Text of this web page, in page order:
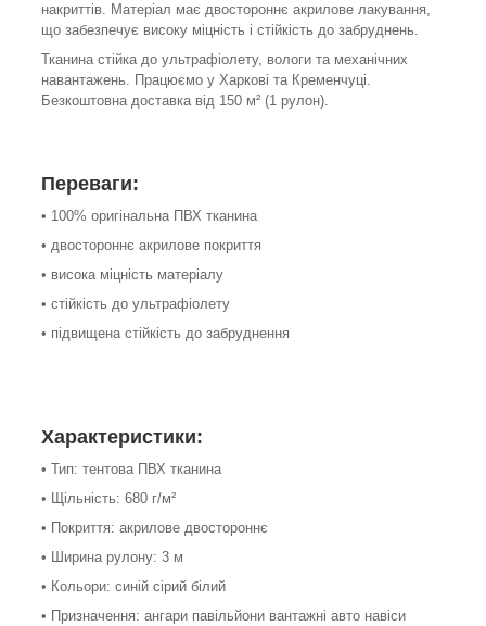
накриттів. Матеріал має двостороннє акрилове лакування,
що забезпечує високу міцність і стійкість до забруднень.
Тканина стійка до ультрафіолету, вологи та механічних
навантажень. Працюємо у Харкові та Кременчуці.
Безкоштовна доставка від 150 м² (1 рулон).
Переваги:
• 100% оригінальна ПВХ тканина
• двостороннє акрилове покриття
• висока міцність матеріалу
• стійкість до ультрафіолету
• підвищена стійкість до забруднення
Характеристики:
• Тип: тентова ПВХ тканина
• Щільність: 680 г/м²
• Покриття: акрилове двостороннє
• Ширина рулону: 3 м
• Кольори: синій сірий білий
• Призначення: ангари павільйони вантажні авто навіси